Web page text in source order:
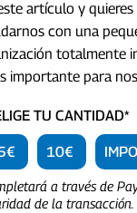
artículo y
con una
totalmente
importante para
TU CANTIDAD*
10€
a través de
de la transacción.